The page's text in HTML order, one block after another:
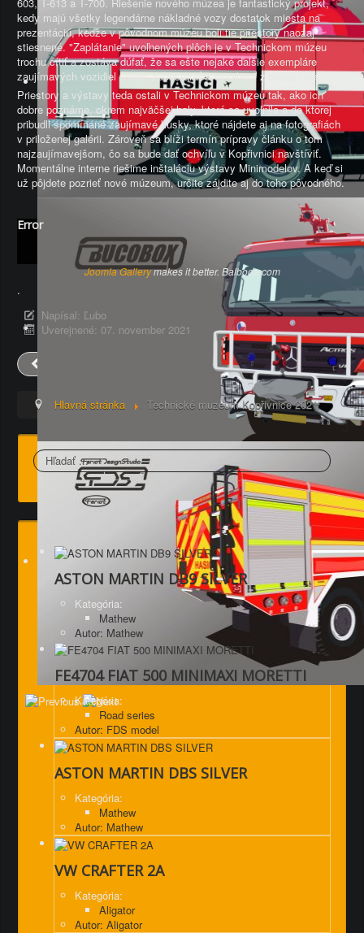
kedy majú všetky legendárne nákladné vozy dostatok miesta na
prezentáciu, keďže v pôvodnom múzeu boli tie priestory naozaj
stiesnené. "Zaplátanie" uvoľnených plôch je v Technickom múzeu
trochu cítiť a zostáva dúfať, že sa ešte nejaké ďalšie exempláre
zaujímavých vozidiel podarí zaobstarať a vytiahnuť z depozitára.
Priestory a výstavy teda ostali v Technickom múzeu tak, ako ich
dobre poznáme, okrem najväčšej haly, ktorá sa uvoľnila a do ktorej
pribudli spomínané zaujímavé kúsky, ktoré nájdete aj na fotografiách
v priloženej galérii. Zároveň sa blíži termín prípravy článku o tom
najzaujímavejšom, čo sa bude dať ochvíľu v Kopřivnici navštíviť.
Momentálne interne riešime inštaláciu výstavy Minimodelov. A keď si
už pôjdete pozrieť nové múzeum, určite zájdite aj do toho pôvodného.
Error
Joomla Gallerymakes it better. Balbooa.com
.
Napísal: Ľubo
Uverejnené: 07. november 2021
Nasl.
Hlavná stránka Technické muzeum Kopřivnice 2021
Hľadať
ASTON MARTIN DB9 SILVER
Kategória:
Mathew
Autor: Mathew
FE4704 FIAT 500 MINIMAXI MORETTI
Kategória:
Road series
Autor: FDS model
ASTON MARTIN DBS SILVER
Kategória:
Mathew
Autor: Mathew
VW CRAFTER 2A
Kategória:
Aligator
Autor: Aligator